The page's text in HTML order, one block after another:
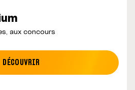
aux concours
DÉCOUVRIR